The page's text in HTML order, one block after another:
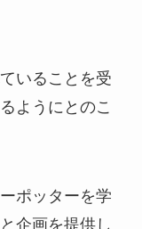
いることを受
ようにとのこ
ポッターを学
企画を提供し